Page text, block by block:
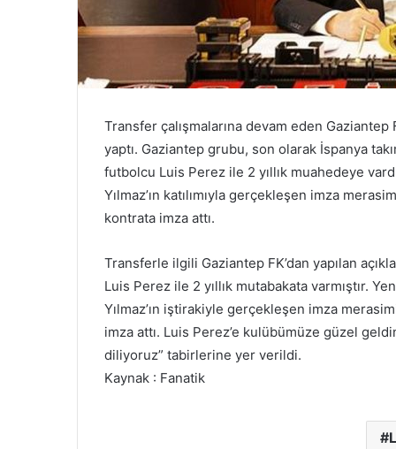
Transfer çalışmalarına devam eden
yaptı. Gaziantep grubu, son olarak İspanya
futbolcu Luis Perez ile 2 yıllık muahedeye
Yılmaz’ın katılımıyla gerçekleşen imza
kontrata imza attı.
Transferle ilgili Gaziantep FK’dan yapılan
Luis Perez ile 2 yıllık mutabakata varmıştır.
Yılmaz’ın iştirakiyle gerçekleşen imza
imza attı. Luis Perez’e kulübümüze güzel
diliyoruz” tabirlerine yer verildi.
Kaynak : Fanatik